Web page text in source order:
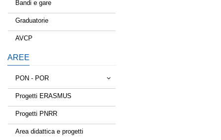
Bandi e gare
Graduatorie
AVCP
AREE
PON - POR
Tessere la rete
Estate a scuola
Scuola d'estate
Progetti ERASMUS
Progetti PNRR
Area didattica e progetti